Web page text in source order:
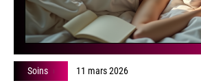
Soins 11 mars 2026